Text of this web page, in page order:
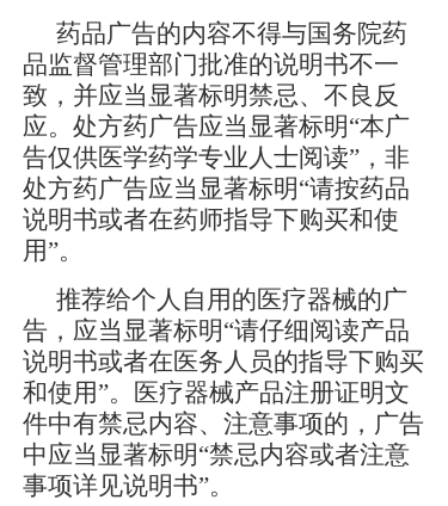
药品广告的内容不得与国务院药
品监督管理部门批准的说明书不一
致，并应当显著标明禁忌、不良反
应。处方药广告应当显著标明“本广
告仅供医学药学专业人士阅读”，非
处方药广告应当显著标明“请按药品
说明书或者在药师指导下购买和使
用”。
推荐给个人自用的医疗器械的广
告，应当显著标明“请仔细阅读产品
说明书或者在医务人员的指导下购买
和使用”。医疗器械产品注册证明文
件中有禁忌内容、注意事项的，广告
中应当显著标明“禁忌内容或者注意
事项详见说明书”。